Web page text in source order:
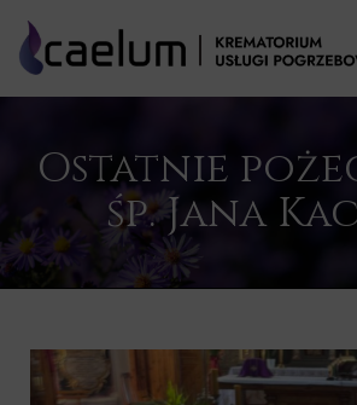
Ostatnie
śp. Jana